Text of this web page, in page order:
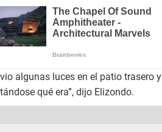
algunas luces en el patio trasero y
qué era”, dijo Elizondo.